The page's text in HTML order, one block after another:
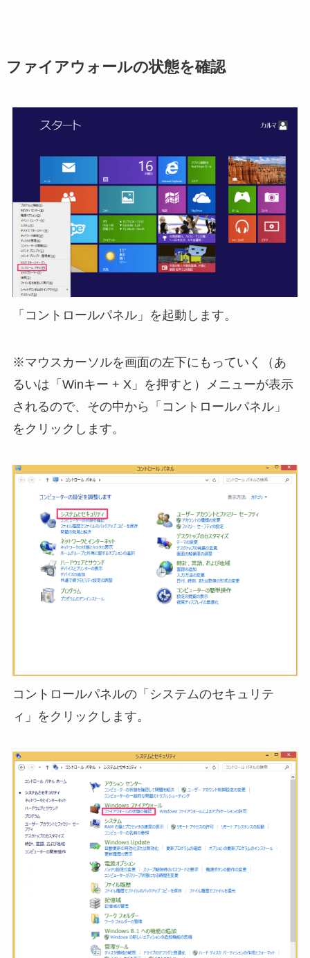
ファイアウォールの状態を確認
「コントロールパネル」を起動します。
※マウスカーソルを画面の左下にもっていく（あ
るいは「Winキー + X」を押すと）メニューが表示
されるので、その中から「コントロールパネル」
をクリックします。
コントロールパネルの「システムのセキュリテ
ィ」をクリックします。